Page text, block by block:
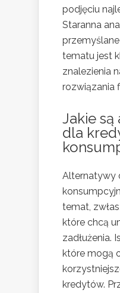
podjęciu
Staranna
tematu jest
znalezienia
rozwiązania
Jakie
dla
Alternatywy
temat,
które chcą
zadłużenia.
które mogą
kredytów.